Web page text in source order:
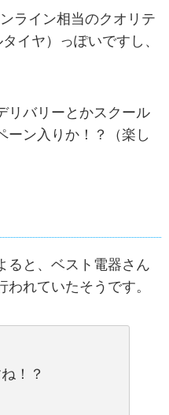
ライン相当のクオリテ
イヤ）っぽいですし、
リバリーとかスクール
ーン入りか！？（楽し
ると、ベスト電器さん
れていたそうです。
！？